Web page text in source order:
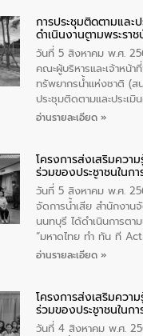
การประชุมติดตามและ
ดำเนินงานตามพระร
ทรัพยากรน้ำ พ.ศ.
ปีงบประมาณ พ.ศ.
วันที่ 5 สิงหาคม พ.ศ.
คณะผู้บริหารและเจ้าหน้า
ทรัพยากรน้ำแห่งชาติ (ส
ประชุมติดตามและประเมิ
ตามพระราชบัญญัติทรัพย
วัดสิงห์ จังหวัดชัยนาท
สุขชื่น นายกเทศมนตรีต
บริหารเทศบาลตำบลวัดสิ
ประชาชนในพื้นที่เทศบา
ส่วนได้ส่วนเสียในโครงก่
จัดการคุณภาพน้ำเทศบา
จังหวัดชัยนาท ให้การต้อ
อ่านรายละเอียด »
โครงการส่งเสริมควา
ร่วมของประชาชนในก
แก้ไขปัญหาน้ำเสียอย่
วันที่ 5 สิงหาคม พ.ศ.
จัดการน้ำเสีย สำนักงาน
นนทบุรี ได้ดำเนินการตา
“มหาดไทย ทำ ทัน ที
จัดโครงการส่งเสริมความ
“ชุมชนร่วมใจ น้ำใสยั่งยื
ความรู้เกี่ยวกับการจัดการ
ถังดักไขมันให้แก่นักเรียน
อ่านรายละเอียด »
โครงการส่งเสริมควา
ร่วมของประชาชนในก
แก้ไขปัญหาน้ำเสียอย่
วันที่ 4 สิงหาคม พ.ศ.